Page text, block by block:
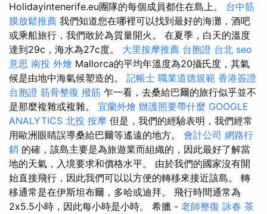
Holidayintenerife.eu團隊的每個成員都住在島上。 台中筋
膜放鬆推薦 我們知道您在哪裡可以找到最好的海灘，酒吧
或乘船旅行，我們敢於為質量開火。 在夏季，白天的溫度
達到29c，海水為27c度。 大里按摩推薦 台胞證 台北 seo
意思 南投 外燴 Mallorca的平均年溫度為20攝氏度，其氣
候是由地中海氣候塑造的。 記帳士 職業道德規範 香港簽證
台胞證 筋骨整復 撥筋 乍一看，去桑給巴爾的旅行似乎並不
是那麼複雜或複雜。 宜蘭外燴 辦護照要帶什麼 GOOGLE
ANALYTICS 北投 按摩 但是，我們的經驗表明，我們經常
用歐洲眼睛誤導桑給巴爾等遙遠的地方。 會計公司 網路行
銷 的確，該島主要是為旅遊業而組織的，因此最好了解當
地的天氣，入境要求和價格水平。 由於我們的國家沒有開
始直接飛行，因此我們可以以方便的轉移來接近該島。 轉
移通常是在伊斯坦布爾，多哈或迪拜。 飛行時間通常為
2x5.5小時，因此每小時是小時。 希臘 - 老師整復 詠春 茶